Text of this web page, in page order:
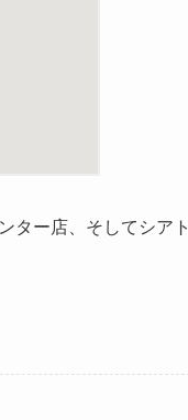
ター店、そしてシアト